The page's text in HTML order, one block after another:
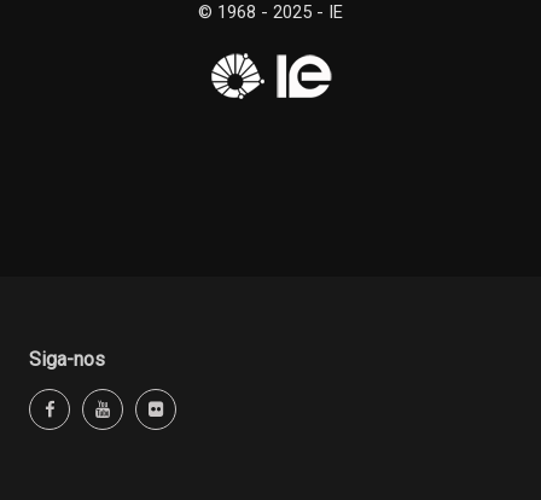
© 1968 - 2025 - IE
Siga-nos